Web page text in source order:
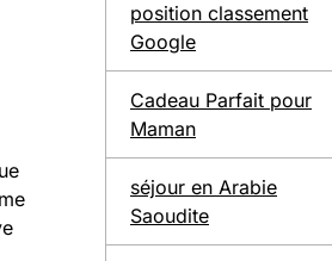
position classement
Google
Cadeau Parfait pour
Maman
séjour en Arabie
Saoudite